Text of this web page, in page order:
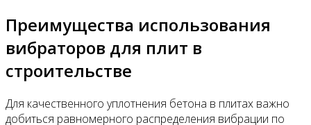
Преимущества использования
вибраторов для плит в
строительстве
Для качественного уплотнения бетона в плитах важно
добиться равномерного распределения вибрации по